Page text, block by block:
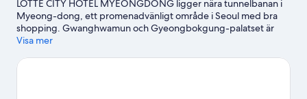
LOTTE CITY HOTEL MYEONGDONG ligger nära tunnelbanan i
Myeong-dong, ett promenadvänligt område i Seoul med bra
shopping. Gwanghwamun och Gyeongbokgung-palatset är
viktiga sevärdheter, och för den som gillar att shoppa
en annan rekommenderad plats att besöka. Gäster uppskattar
Visa mer